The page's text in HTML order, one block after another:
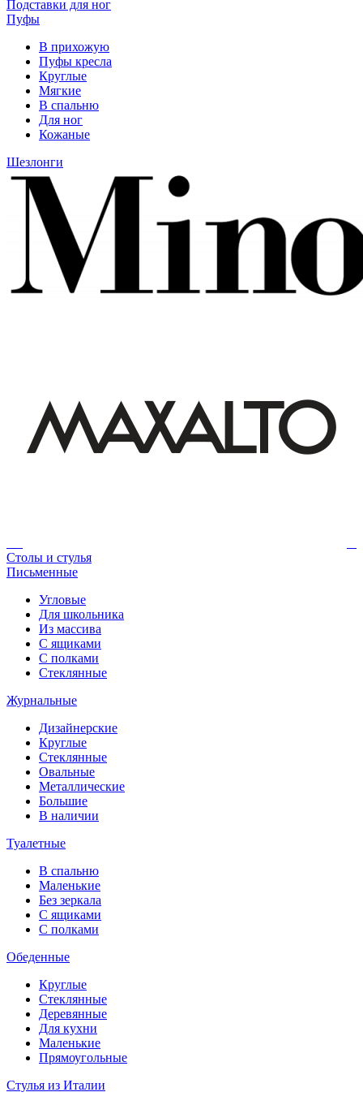
Подставки для ног
Пуфы
В прихожую
Пуфы кресла
Круглые
Мягкие
В спальню
Для ног
Кожаные
Шезлонги
Столы и стулья
Письменные
Угловые
Для школьника
Из массива
С ящиками
С полками
Стеклянные
Журнальные
Дизайнерские
Круглые
Стеклянные
Овальные
Металлические
Большие
В наличии
Туалетные
В спальню
Маленькие
Без зеркала
С ящиками
С полками
Обеденные
Круглые
Стеклянные
Деревянные
Для кухни
Маленькие
Прямоугольные
Стулья из Италии